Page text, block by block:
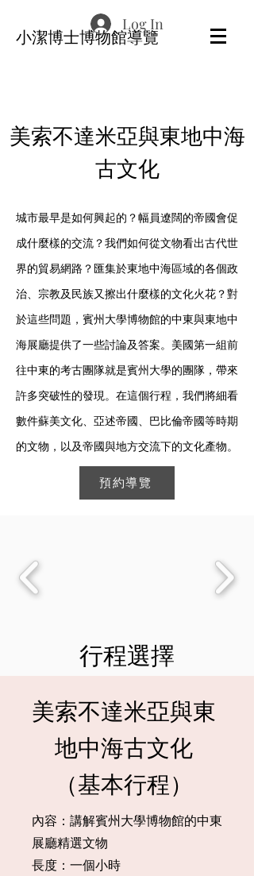
​小潔博士博物館導覽
Log In
美索不達米亞與東地中海
古文化
城市最早是如何興起的？幅員遼闊的帝國會促
成什麼樣的交流？我們如何從文物看出古代世
界的貿易網路？匯集於東地中海區域的各個政
治、宗教及民族又擦出什麼樣的文化火花 ？對
於這些問題，賓州大學博物館的中東與東地中
海展廳提供了一些討論及答案。美國第一組前
往中東的考古團隊就是賓州大學的團隊，帶來
許多突破性的發現。在這個行程，我們將細看
數件蘇美文化、亞述帝國、巴比倫帝國等時期
的文物，以及帝國與地方交流下的文化產物。
預約導覽
行程選擇
美索不達米亞與東
地中海古文化
（基本行程）
​內容：講解賓州大學博物館的中東
展廳精選文物
長度：一個小時